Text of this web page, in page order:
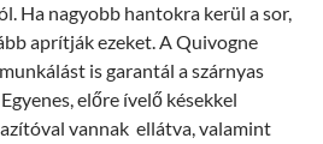
Ha nagyobb hantokra kerül a sor,
aprítják ezeket. A Quivogne
is garantál a szárnyas
előre ívelő késekkel
vannak ellátva, valamint